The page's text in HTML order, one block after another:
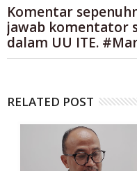
Komentar
jawab komentator
dalam UU ITE.
RELATED POST